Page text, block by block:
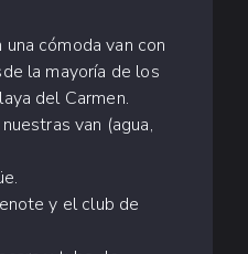
cómoda van con
la mayoría de los
del Carmen.
van (agua,
y el club de